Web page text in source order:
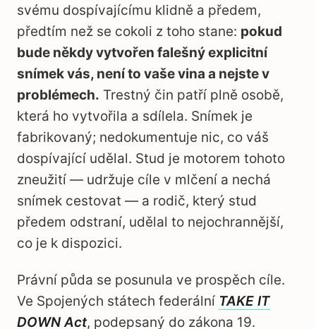
svému dospívajícímu klidně a předem,
předtím než se cokoli z toho stane: pokud
bude někdy vytvořen falešný explicitní
snímek vás, není to vaše vina a nejste v
problémech. Trestný čin patří plně osobě,
která ho vytvořila a sdílela. Snímek je
fabrikovaný; nedokumentuje nic, co váš
dospívající udělal. Stud je motorem tohoto
zneužití — udržuje cíle v mlčení a nechá
snímek cestovat — a rodič, který stud
předem odstraní, udělal to nejochrannější,
co je k dispozici.
Právní půda se posunula ve prospěch cíle.
Ve Spojených státech federální TAKE IT
DOWN Act, podepsaný do zákona 19.